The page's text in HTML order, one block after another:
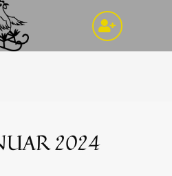
8. Januar
2024